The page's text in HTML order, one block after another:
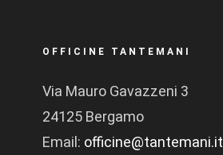
OFFICINE TANTEMANI
Via Mauro Gavazzeni 3
24125 Bergamo
Email: officine@tantemani.it